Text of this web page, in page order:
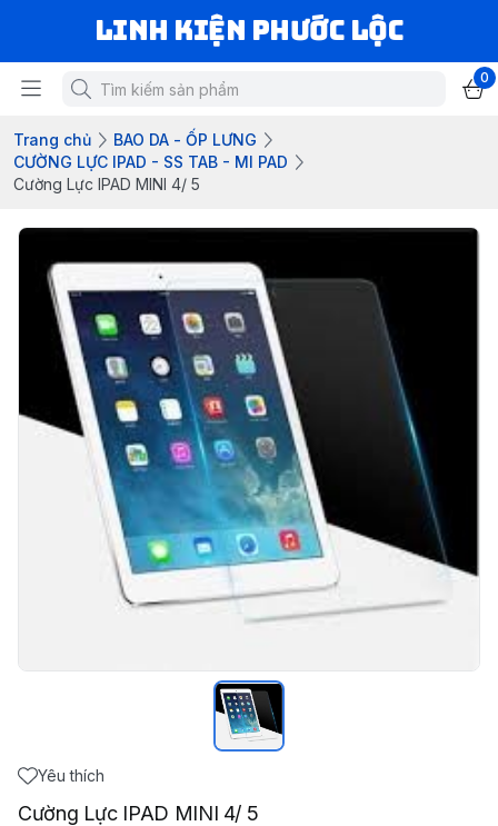
LINH KIỆN PHƯỚC LỘC
0
Trang chủ
BAO DA - ỐP LƯNG
CƯỜNG LỰC IPAD - SS TAB - MI PAD
Cường Lực IPAD MINI 4/ 5
Yêu thích
Cường Lực IPAD MINI 4/ 5